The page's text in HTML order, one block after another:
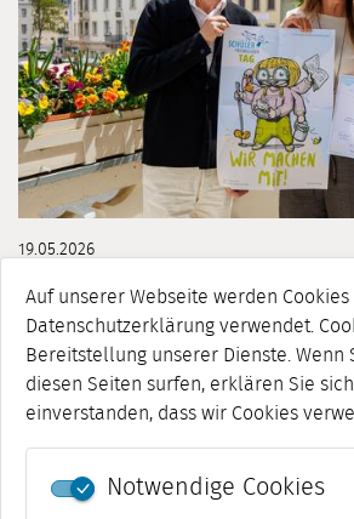
Auf unserer Webseite werden
Datenschutzerklärung verwendet.
Bereitstellung unserer Dienste. Wenn
diesen Seiten surfen, erklären Sie
einverstanden, dass wir Cookies
Notwendige Cookies
19.05.2026
MONAT DES JUNGEN
Rund 500 Kinder und Jugendliche aus
mit! 30 Einsatzstellen sind dabei.
Ehrenamtsstiftung, wird der
Weimar von der EhrenamtsAgentur der
[mehr]